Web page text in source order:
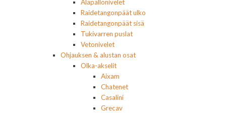
Alapallonivelet
Raidetangonpäät ulko
Raidetangonpäät sisä
Tukivarren puslat
Vetonivelet
Ohjauksen & alustan osat
Olka-akselit
Aixam
Chatenet
Casalini
Grecav